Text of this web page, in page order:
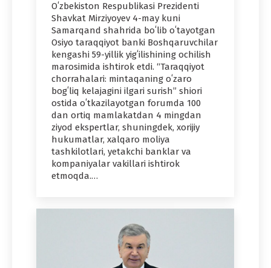
Oʻzbekiston Respublikasi Prezidenti
Shavkat Mirziyoyev 4-may kuni
Samarqand shahrida boʻlib oʻtayotgan
Osiyo taraqqiyot banki Boshqaruvchilar
kengashi 59-yillik yigʻilishining ochilish
marosimida ishtirok etdi. “Taraqqiyot
chorrahalari: mintaqaning oʻzaro
bogʻliq kelajagini ilgari surish” shiori
ostida oʻtkazilayotgan forumda 100
dan ortiq mamlakatdan 4 mingdan
ziyod ekspertlar, shuningdek, xorijiy
hukumatlar, xalqaro moliya
tashkilotlari, yetakchi banklar va
kompaniyalar vakillari ishtirok
etmoqda.…